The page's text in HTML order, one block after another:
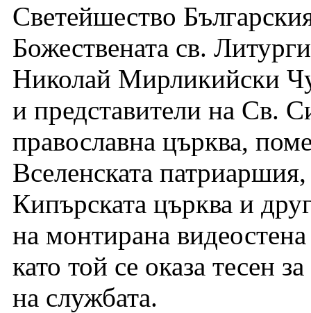
Светейшество
Божествената св.
Николай Мирликийски
и представители на Св.
православна църква,
Вселенската
Кипърската църква и
на монтирана
като той се оказа тесен
на службата.